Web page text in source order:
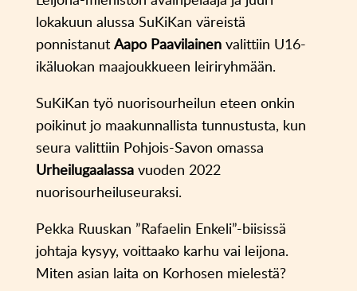
lokakuun alussa SuKiKan väreistä
ponnistanutAapo Paavilainenvalittiin U16-
ikäluokan maajoukkueen leiriryhmään.
SuKiKan työ nuorisourheilun eteen onkin
poikinut jo maakunnallista tunnustusta, kun
seura valittiin Pohjois-Savon omassa
Urheilugaalassavuoden 2022
nuorisourheiluseuraksi.
Pekka Ruuskan ”Rafaelin Enkeli”-biisissä
johtaja kysyy, voittaako karhu vai leijona.
Miten asian laita on Korhosen mielestä?